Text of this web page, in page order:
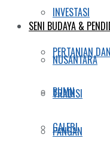
SENI BUDAYA &
NUSANTARA
TRADISI
GALERI
INVESTASI
PERTANIAN
BUMN
PANGAN